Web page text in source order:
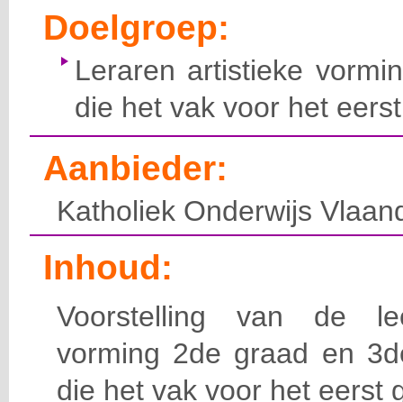
Doelgroep:
Leraren artistieke
die het vak voor het
Aanbieder:
Katholiek Onderwijs
Inhoud:
Voorstelling van de
vorming 2de graad en
die het vak voor het eerst